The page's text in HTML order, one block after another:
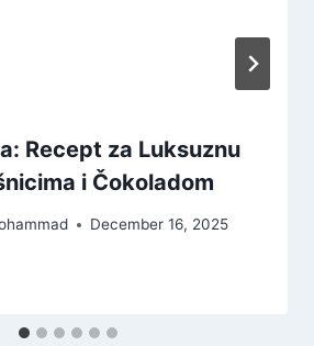
Recept za Luksuznu
i Čokoladom
December 16, 2025